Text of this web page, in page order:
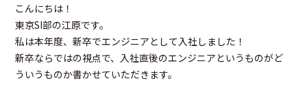
こんにちは！
東京SI部の江原です。
私は本年度、新卒でエンジニアとして入社しました！
新卒ならではの視点で、入社直後のエンジニアというものがど
ういうものか書かせていただきます。